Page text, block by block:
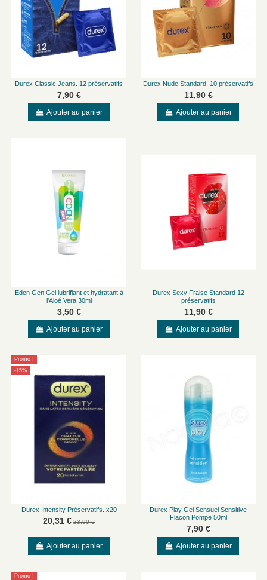
Durex Classic Jeans. 12 préservatifs
7,90 €
Ajouter au panier
Durex Nude Standard. 10 préservatifs
11,90 €
Ajouter au panier
Eden Gen Gel lubrifiant et hydratant à
l'Aloé Vera 30ml
3,50 €
Ajouter au panier
Durex Sexy Fraise Standard 12
préservatifs
11,90 €
Ajouter au panier
Promo !
-15%
Durex Intensity Préservatifs. x20
20,31 € 23,90 €
Ajouter au panier
Durex Play Gel Sensuel Sensitive
Flacon Pompe 50ml
7,90 €
Ajouter au panier
Promo !